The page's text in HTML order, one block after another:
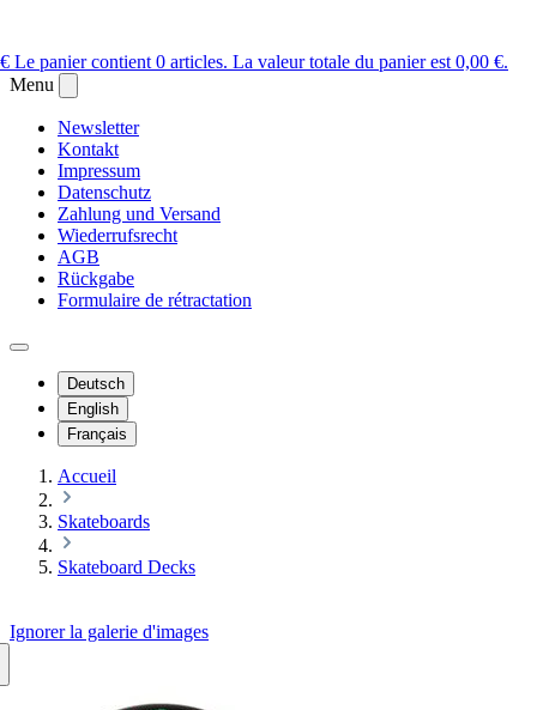
Le panier contient 0 articles. La valeur totale du panier est 0,00 €.
Menu
Newsletter
Kontakt
Impressum
Datenschutz
Zahlung und Versand
Wiederrufsrecht
AGB
Rückgabe
Formulaire de rétractation
Deutsch
English
Français
Accueil
Skateboards
Skateboard Decks
Ignorer la galerie d'images